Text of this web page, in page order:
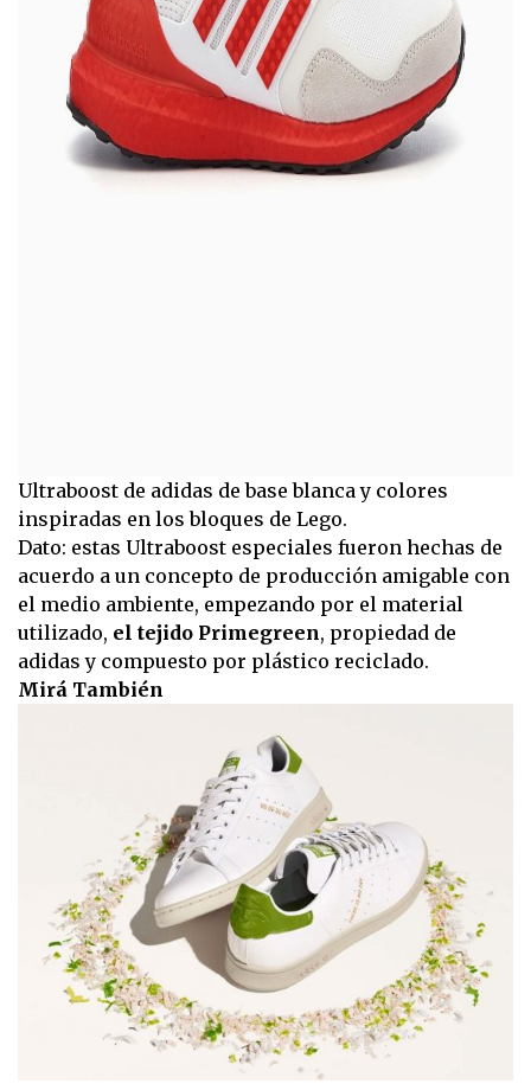
Ultraboost de adidas de base blanca y colores
inspiradas en los bloques de Lego.
Dato: estas Ultraboost especiales fueron hechas de
acuerdo a un concepto de producción amigable con
el medio ambiente, empezando por el material
utilizado, el tejido Primegreen, propiedad de
adidas y compuesto por plástico reciclado.
Mirá También